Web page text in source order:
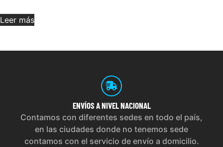
Leer más
ENVÍOS A NIVEL NACIONAL
Contamos con diferentes sedes en todo el país,
en las ciudades donde no tenemos sede
contamos con el servicio de envío a domicilio.